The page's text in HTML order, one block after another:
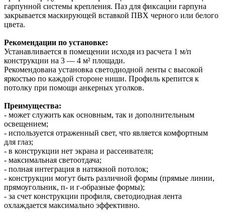
гарпунной системы крепления. Паз для фиксации гарпуна
закрывается маскирующей вставкой ПВХ черного или белого
цвета.
Рекомендации по установке:
Устанавливается в помещении исходя из расчета 1 м/п
конструкции на 3 — 4 м² площади.
Рекомендована установка светодиодной ленты с высокой
яркостью по каждой стороне ниши. Профиль крепится к
потолку при помощи анкерных уголков.
Преимущества:
- может служить как основным, так и дополнительным
освещением;
- используется отраженный свет, что является комфортным
для глаз;
- в конструкции нет экрана и рассеивателя;
- максимальная светоотдача;
- полная интеграция в натяжной потолок;
- конструкции могут быть различной формы (прямые линии,
прямоугольник, п- и г-образные формы);
- за счет конструкции профиля, светодиодная лента
охлаждается максимально эффективно.